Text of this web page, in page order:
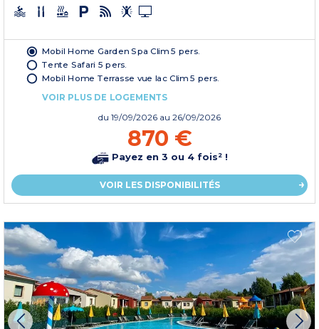
Mobil Home Garden Spa Clim 5 pers.
Tente Safari 5 pers.
Mobil Home Terrasse vue lac Clim 5 pers.
VOIR PLUS DE LOGEMENTS
du 19/09/2026 au 26/09/2026
870 €
Payez en 3 ou 4 fois² !
VOIR LES DISPONIBILITÉS